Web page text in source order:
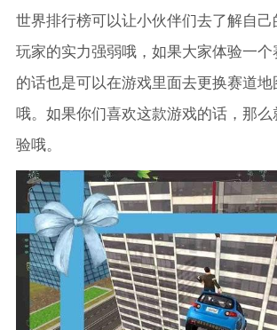
世界排行榜可以让小伙伴们去了解自
玩家的实力强弱哦，如果大家体验一
的话也是可以在游戏里面去更换赛道
哦。如果你们喜欢这款游戏的话，那
验哦。